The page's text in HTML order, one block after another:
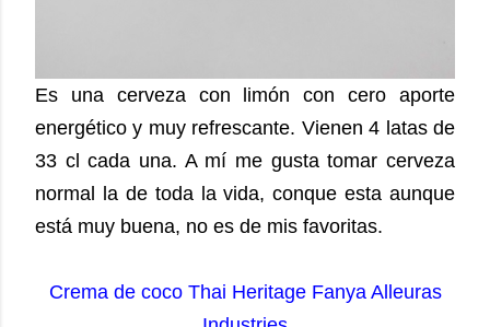
Es una cerveza con limón con cero aporte
energético y muy refrescante. Vienen 4 latas de
33 cl cada una. A mí me gusta tomar cerveza
normal la de toda la vida, conque esta aunque
está muy buena, no es de mis favoritas.
Crema de coco Thai Heritage Fanya Alleuras